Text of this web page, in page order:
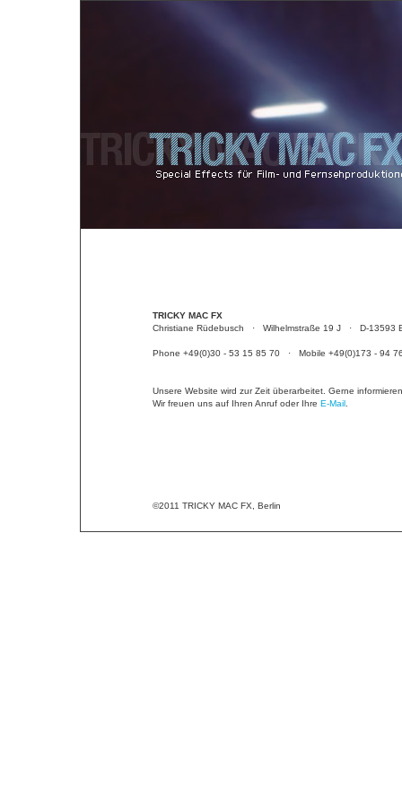
TRICKY MAC FX
Christiane Rüdebusch · Wilhelmstraße 19 J · D-13593
Phone +49(0)30 - 53 15 85 70 · Mobile +49(0)173 - 94
Unsere Website wird zur Zeit überarbeitet. Gerne
Wir freuen uns auf Ihren Anruf oder Ihre E-Mail.
©2011 TRICKY MAC FX, Berlin